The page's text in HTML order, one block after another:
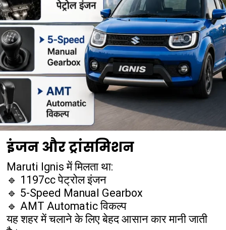
इंजन और ट्रांसमिशन
Maruti Ignis में मिलता था:
🔹 1197cc पेट्रोल इंजन
🔹 5-Speed Manual Gearbox
🔹 AMT Automatic विकल्प
यह शहर में चलाने के लिए बेहद आसान कार मानी जाती